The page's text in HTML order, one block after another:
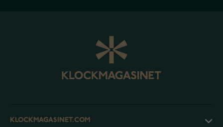
KLOCKMAGASINET.COM